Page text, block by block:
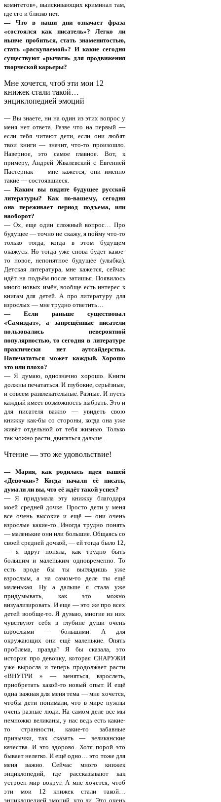
комитетов», выискивающих криминал там,
где его и близко нет.
— Что в наши дни означает фраза
«состоялся как писатель»? Легко ли
нынче пробиться, стать знаменитостью,
стать «раскупаемой»? И какие сегодня
существуют «рычаги» для продвижения
творческой карьеры?
Мне хочется, чтоб эти мои 12
книжек стали такой…
энциклопедией эмоций
— Вы знаете, ни на один из этих вопрос у
меня нет ответа. Разве что на первый —
если тебя читают дети, если они любят
твои книги — значит, что-то произошло.
Наверное, это самое главное. Вот, к
примеру, Андрей Жвалевский с Евгенией
Пастернак — мне кажется, они именно
такие — состоявшиеся.
— Каким вы видите будущее русской
литературы? Как по-вашему, сегодня
она переживает период подъема, или
наоборот?
— Ох, еще один сложный вопрос… Про
будущее — точно не скажу, я пойму что-то
только тогда, когда в этом будущем
окажусь. Но тогда уже снова будет какое-
то новое, непонятное будущее (улыбка).
Детская литература, мне кажется, сейчас
идёт на подъём после затишья. Появилось
много новых имён, вообще есть интерес к
книгам для детей. А про литературу для
взрослых — мне трудно ответить…
— Если раньше существовал
«Самиздат», а запрещённые писатели
пользовались невероятной
популярностью, то сегодня в литературе
практически нет аутсайдерства.
Напечататься может каждый. Хорошо
это или плохо?
— Я думаю, однозначно хорошо. Книги
должны печататься. И глубокие, серьёзные,
и совсем развлекательные. Разные. И пусть
каждый имеет возможность выбрать. Это и
для писателя важно — увидеть свою
книжку как-бы со стороны, когда она уже
живёт отдельной от тебя жизнью. Только
так можно расти, двигаться дальше.
Чтение — это же удовольствие!
— Мария, как родилась идея вашей
«Девочки»? Когда начали её писать,
думали ли вы, что её ждёт такой успех?
— Я придумала эту книжку благодаря
моей средней дочке. Просто дети у меня
все очень высокие и ещё — они очень
взрослые какие-то. Иногда трудно понять
— маленькие они или большие. Общаясь со
своей средней дочкой, — ей тогда было 12,
— я вдруг поняла, как трудно быть
большим и маленьким одновременно. То
есть вроде бы ты выглядишь уже
взрослым, а на самом-то деле ты ещё
маленькая. Ну а дальше я стала уже
придумывать, как это можно
визуализировать. И еще — это же про всех
детей вообще-то. Я думаю, многие из них
чувствуют себя в глубине души очень
взрослыми — большими. А для
окружающих они ещё маленькие. Опять
проблема, правда? Я бы сказала, это
история про девочку, которая СНАРУЖИ
уже выросла и теперь продолжает расти
«ВНУТРИ » — меняться, взрослеть,
приобретать какой-то новый опыт. И ещё
одна важная для меня тема — мне хочется,
чтобы дети понимали, что в мире нужны
очень разные люди. На самом деле все мы
немножко великаны, у нас ведь есть какие-
то странности, какие-то забавные
привычки, так сказать — великанские
качества. И это здорово. Хотя порой это
бывает нелегко. И ещё одно… это тоже для
меня важно. Сейчас много книжек
энциклопедий, где рассказывают как
устроен мир вокруг. А мне хочется, чтоб
эти мои 12 книжек стали такой…
энциклопедией эмоций, что ли. Это очень